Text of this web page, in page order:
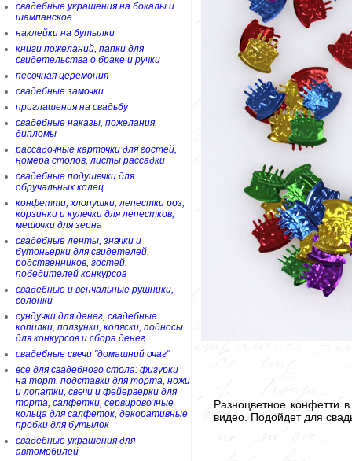
свадебные украшения на бокалы и
шампанское
наклейки на бутылки
книги пожеланий, папки для
свидетельства о браке и ручки
песочная церемония
свадебные замочки
приглашения на свадьбу
свадебные наказы, пожелания,
дипломы
рассадочные карточки для гостей,
номера столов, листы рассадки
свадебные подушечки для
обручальных колец
конфетти, хлопушки, лепестки роз,
корзинки и кулечки для лепестков,
мешочки для зерна
свадебные ленты, значки и
бутоньерки для свидетелей,
родственников, гостей,
победителей конкурсов
свадебные и венчальные рушники,
солонки
сундучки для денег, свадебные
копилки, ползунки, коляски, подносы
для конкурсов и сбора денег
свадебные свечи "домашний очаг"
все для свадебного стола: фигурки
на торт, подставки для торта, ножи
и лопатки, свечи и фейерверки для
торта, салфетки, сервировочные
кольца для салфеток, декоративные
пробки для бутылок
свадебные украшения для
автомобилей
Разноцветное конфетти
видео. Подойдет для